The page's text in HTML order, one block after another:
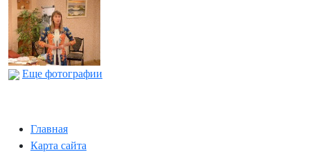
Еще фотографии
Главная
Карта сайта